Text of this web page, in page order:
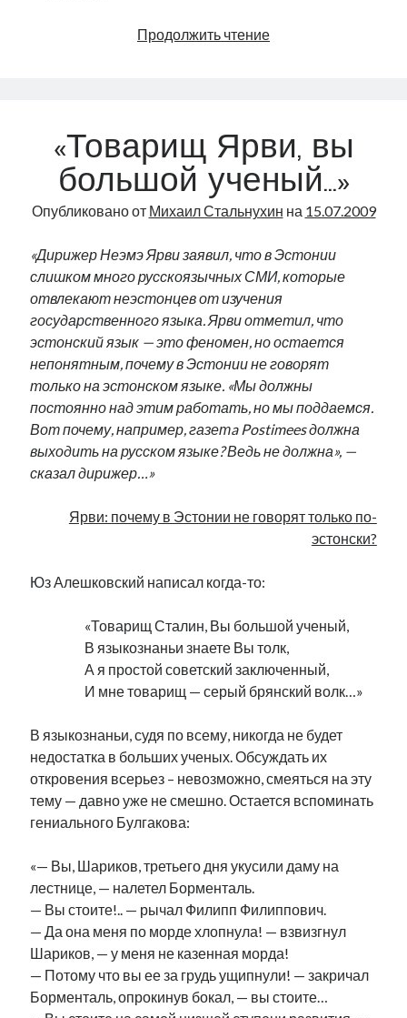
Продолжить чтениеРусские
«Товарищ Ярви, вы
большой ученый…»
Опубликовано от Михаил Стальнухин на 15.07.2009
«Дирижер Неэмэ Ярви заявил, что в Эстонии
слишком много русскоязычных СМИ, которые
отвлекают неэстонцев от изучения
государственного языка. Ярви отметил, что
эстонский язык — это феномен, но остается
непонятным, почему в Эстонии не говорят
только на эстонском языке. «Мы должны
постоянно над этим работать, но мы поддаемся.
Вот почему, например, газетa Postimees должна
выходить на русском языке? Ведь не должна», —
сказал дирижер…»
Ярви: почему в Эстонии не говорят только по-
эстонски?
Юз Алешковский написал когда-то:
«Товарищ Сталин, Вы большой ученый,
В языкознаньи знаете Вы толк,
А я простой советский заключенный,
И мне товарищ — серый брянский волк…»
В языкознаньи, судя по всему, никогда не будет
недостатка в больших ученых. Обсуждать их
откровения всерьез – невозможно, смеяться на эту
тему — давно уже не смешно. Остается вспоминать
гениального Булгакова:
«— Вы, Шариков, третьего дня укусили даму на
лестнице, — налетел Борменталь.
— Вы стоите!.. — рычал Филипп Филиппович.
— Да она меня по морде хлопнула! — взвизгнул
Шариков, — у меня не казенная морда!
— Потому что вы ее за грудь ущипнули! — закричал
Борменталь, опрокинув бокал, — вы стоите…